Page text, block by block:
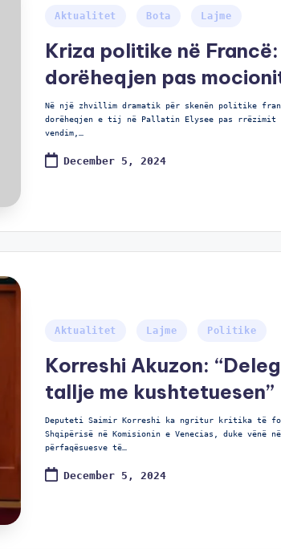
Aktualitet Bota Lajme
Kriza politike në
dorëheqjen pas
Në një zhvillim dramatik për skenën politike
dorëheqjen e tij në Pallatin Elysee pas rrëzimit
vendim,…
December 5, 2024
Aktualitet Lajme Politike
Korreshi Akuzon:
tallje me kushtetuesen”
Deputeti Saimir Korreshi ka ngritur kritika të
Shqipërisë në Komisionin e Venecias, duke
përfaqësuesve të…
December 5, 2024